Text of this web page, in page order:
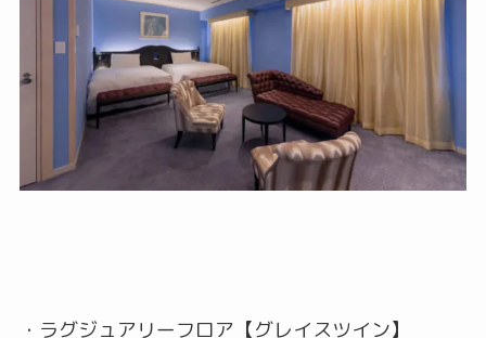
・ラグジュアリーフロア【グレイスツイン】